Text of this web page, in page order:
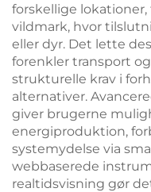
forskellige
vildmark, hvor
eller dyr. Det lette
forenkler transport
strukturelle krav i
alternativer.
giver brugerne
energiproduktion,
systemydelse via
webbaserede
realtidsvisning gør